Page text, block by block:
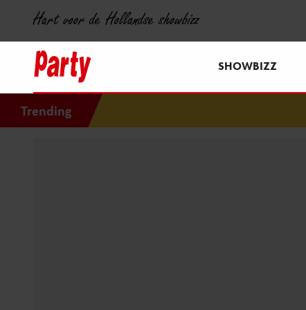
Hart voor de Hollandse showbizz
SHOWBIZZ
Trending